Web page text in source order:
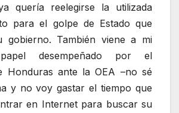
quería reelegirse la utilizada
para el golpe de Estado que
gobierno. También viene a mi
desempeñado por el
Honduras ante la OEA –no sé
y no voy gastar el tiempo que
en Internet para buscar su